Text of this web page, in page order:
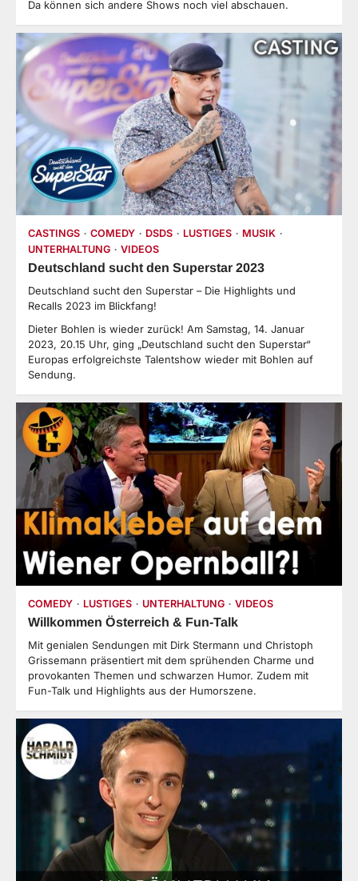
Da können sich andere Shows noch viel abschauen.
CASTINGS COMEDY DSDS LUSTIGES
MUSIK
UNTERHALTUNG
VIDEOS
Deutschland sucht den Superstar 2023
Deutschland sucht den Superstar – Die Highlights und
Recalls 2023 im Blickfang!
Dieter Bohlen is wieder zurück! Am Samstag, 14. Januar
2023, 20.15 Uhr, ging „Deutschland sucht den Superstar“
Europas erfolgreichste Talentshow wieder mit Bohlen auf
Sendung.
COMEDY LUSTIGES UNTERHALTUNG VIDEOS
Willkommen Österreich & Fun-Talk
Mit genialen Sendungen mit Dirk Stermann und Christoph
Grissemann präsentiert mit dem sprühenden Charme und
provokanten Themen und schwarzen Humor. Zudem mit
Fun-Talk und Highlights aus der Humorszene.